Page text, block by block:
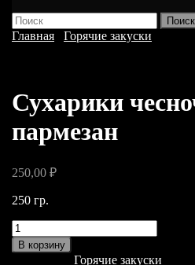
КНОПКА
ЗАКРЫТЬ
Найти:
Главная
Горячие закуски
Сухарики
пармезан
250,00 ₽
250 гр.
Количество
товара
Сухарики
В корзину
Горячие закуски